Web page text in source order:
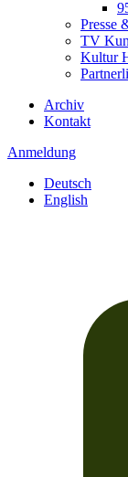
Presse
TV
Kultur
Archiv
Kontakt
Anmeldung
Deutsch
English